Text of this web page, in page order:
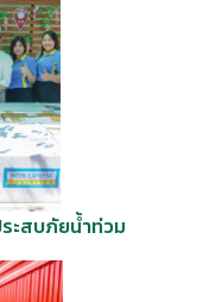
ะสบภัยน้ำท่วม